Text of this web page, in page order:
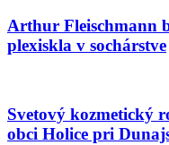
Arthur Fleischmann
plexiskla v sochárstve
Svetový kozmetický
obci Holice pri